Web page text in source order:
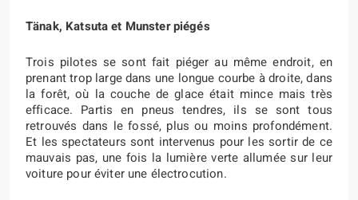
Tänak, Katsuta et Munster piégés
Trois pilotes se sont fait piéger au même endroit, en
prenant trop large dans une longue courbe à droite, dans
la forêt, où la couche de glace était mince mais très
efficace. Partis en pneus tendres, ils se sont tous
retrouvés dans le fossé, plus ou moins profondément.
Et les spectateurs sont intervenus pour les sortir de ce
mauvais pas, une fois la lumière verte allumée sur leur
voiture pour éviter une électrocution.